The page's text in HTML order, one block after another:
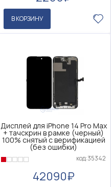
В КОРЗИНУ
Дисплей для iPhone 14 Pro Max
+ тачскрин в рамке (черный)
100% снятый с верификацией
(без ошибки)
код:35342
42090₽